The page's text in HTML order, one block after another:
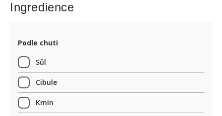
Ingredience
Podle chuti
Sůl
Cibule
Kmín